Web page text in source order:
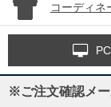
コーディネ
PC
※ご注文確認メ